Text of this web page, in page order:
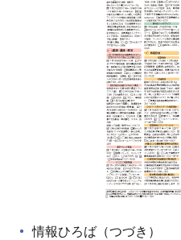
情報ひろば（つづき）